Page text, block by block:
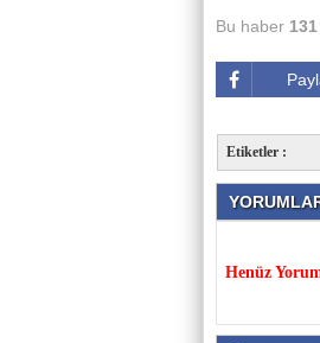
Bu haber 131
Etiketler :
Henüz